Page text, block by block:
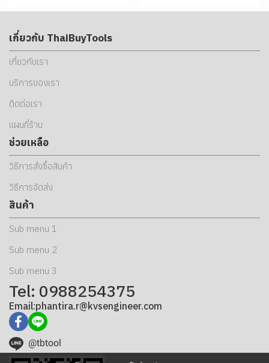
เกี่ยวกับ ThaiBuyTools
เกี่ยวกับเรา
บริการของเรา
ติดต่อเรา
แผนที่ร้าน
ช่วยเหลือ
วิธีการสั่งซื้อสินค้า
วิธีการจัดส่ง
สินค้า
Sub menu 1
Sub menu 2
Sub menu 3
Tel: 0988254375
Email:phantira.r@kvsengineer.com
@tbtool